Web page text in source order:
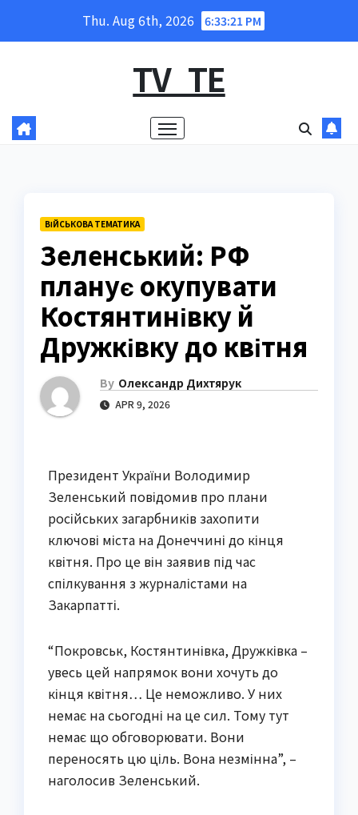
Thu. Aug 6th, 2026 6:33:21 PM
TV_TE
ВІЙСЬКОВА ТЕМАТИКА
Зеленський: РФ
планує окупувати
Костянтинівку й
Дружківку до квітня
By Олександр Дихтярук
APR 9, 2026
Президент України Володимир
Зеленський повідомив про плани
російських загарбників захопити
ключові міста на Донеччині до кінця
квітня. Про це він заявив під час
спілкування з журналістами на
Закарпатті.
“Покровськ, Костянтинівка, Дружківка –
увесь цей напрямок вони хочуть до
кінця квітня… Це неможливо. У них
немає на сьогодні на це сил. Тому тут
немає що обговорювати. Вони
переносять цю ціль. Вона незмінна”, –
наголосив Зеленський.